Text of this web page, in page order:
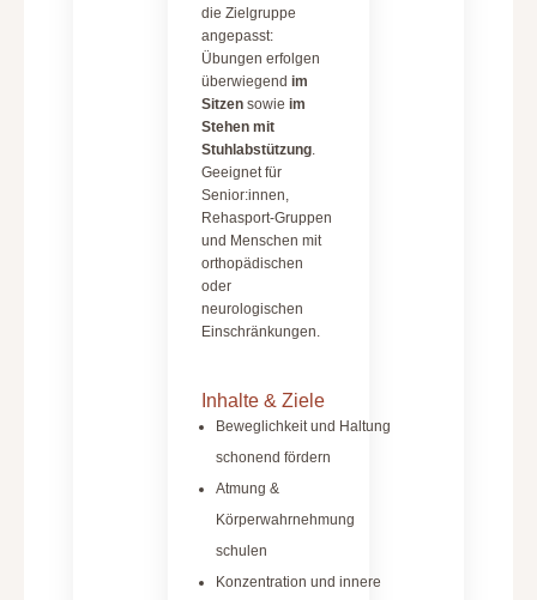
die Zielgruppe
angepasst:
Übungen erfolgen
überwiegend im
Sitzensowie im
Stehen mit
Stuhlabstützung.
Geeignet für
Senior:innen,
Rehasport-Gruppen
und Menschen mit
orthopädischen
oder
neurologischen
Einschränkungen.
Inhalte & Ziele
Beweglichkeit und Haltung
schonend fördern
Atmung &
Körperwahrnehmung
schulen
Konzentration und innere